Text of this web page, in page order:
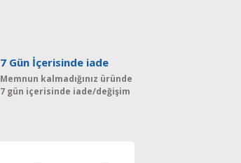
7 Gün İçerisinde iade
Memnun kalmadığınız üründe
7 gün içerisinde iade/değişim